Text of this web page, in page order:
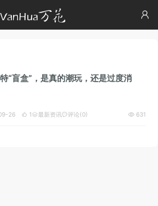

“盲盒”，是真的潮玩，还是过度消
26  1  631
最新资讯评论(0)